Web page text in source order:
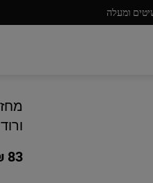
ורוד
83 ₪